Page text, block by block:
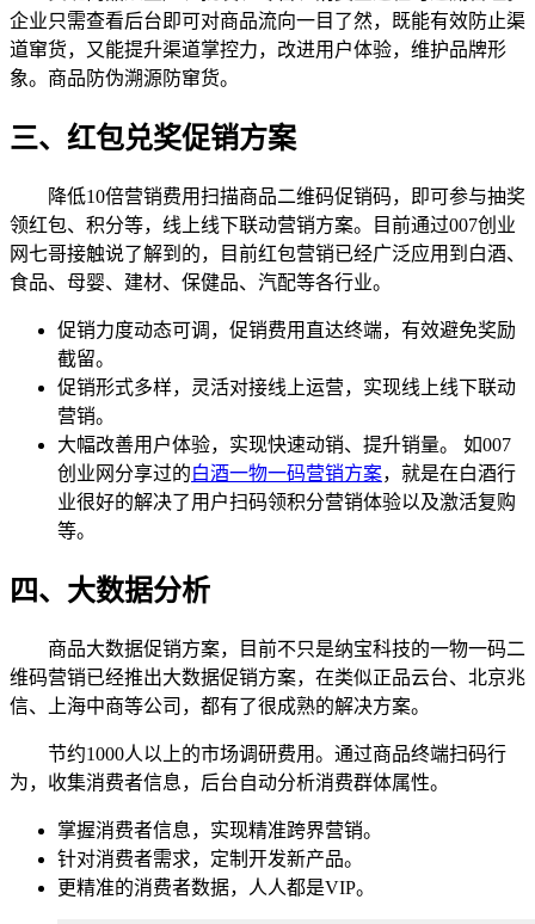
企业只需查看后台即可对商品流向一目了然，既能有效防止渠
道窜货，又能提升渠道掌控力，改进用户体验，维护品牌形
象。商品防伪溯源防窜货。
三、红包兑奖促销方案
降低10倍营销费用扫描商品二维码促销码，即可参与抽奖
领红包、积分等，线上线下联动营销方案。目前通过007创业
网七哥接触说了解到的，目前红包营销已经广泛应用到白酒、
食品、母婴、建材、保健品、汽配等各行业。
促销力度动态可调，促销费用直达终端，有效避免奖励
截留。
促销形式多样，灵活对接线上运营，实现线上线下联动
营销。
大幅改善用户体验，实现快速动销、提升销量。 如007
创业网分享过的白酒一物一码营销方案，就是在白酒行
业很好的解决了用户扫码领积分营销体验以及激活复购
等。
四、大数据分析
商品大数据促销方案，目前不只是纳宝科技的一物一码二
维码营销已经推出大数据促销方案，在类似正品云台、北京兆
信、上海中商等公司，都有了很成熟的解决方案。
节约1000人以上的市场调研费用。通过商品终端扫码行
为，收集消费者信息，后台自动分析消费群体属性。
掌握消费者信息，实现精准跨界营销。
针对消费者需求，定制开发新产品。
更精准的消费者数据，人人都是VIP。